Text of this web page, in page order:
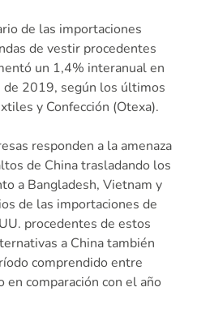
de las importaciones
de vestir procedentes
un 1,4% interanual en
2019, según los últimos
y Confección (Otexa).
responden a la amenaza
de China trasladando los
a Bangladesh, Vietnam y
de las importaciones de
procedentes de estos
a China también
comprendido entre
comparación con el año